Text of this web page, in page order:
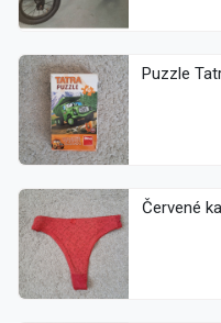
Puzzle
Červené